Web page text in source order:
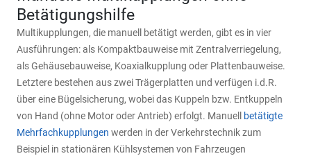
Betätigungshilfe
Multikupplungen, die manuell betätigt werden, gibt es in vier
Ausführungen: als Kompaktbauweise mit Zentralverriegelung,
als Gehäusebauweise, Koaxialkupplung oder Plattenbauweise.
Letztere bestehen aus zwei Trägerplatten und verfügen i.d.R.
über eine Bügelsicherung, wobei das Kuppeln bzw. Entkuppeln
von Hand (ohne Motor oder Antrieb) erfolgt. Manuell
betätigte
Mehrfachkupplungen werden in der Verkehrstechnik zum
Beispiel in stationären Kühlsystemen von Fahrzeugen